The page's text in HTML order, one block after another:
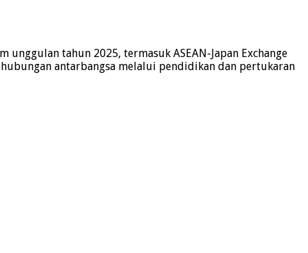
tahun 2025, termasuk ASEAN-Japan Exchange
antarbangsa melalui pendidikan dan pertukaran